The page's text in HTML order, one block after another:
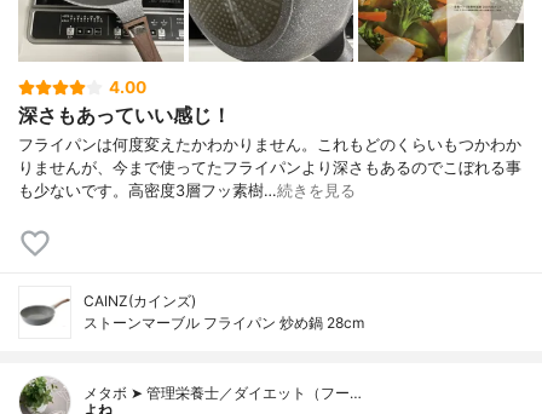
4.00
深さもあっていい感じ！
フライパンは何度変えたかわかりません。これもどのくらいもつかわか
りませんが、今まで使ってたフライパンより深さもあるのでこぼれる事
も少ないです。高密度3層フッ素樹…続きを見る
CAINZ(カインズ)
ストーンマーブル フライパン 炒め鍋 28cm
メタボ ➤ 管理栄養士／ダイエット（フー…
よね